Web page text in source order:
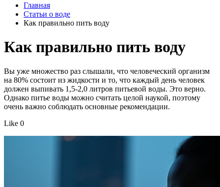
Главная
Статьи о воде
Как правильно пить воду
Как правильно пить воду
Вы уже множество раз слышали, что человеческий организм
на 80% состоит из жидкости и то, что каждый день человек
должен выпивать 1,5-2,0 литров питьевой воды. Это верно.
Однако питье воды можно считать целой наукой, поэтому
очень важно соблюдать основные рекомендации.
Like 0